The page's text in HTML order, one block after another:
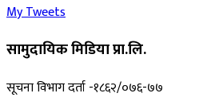
My Tweets
सामुदायिक मिडिया प्रा.लि.
सूचना विभाग दर्ता -१८६२/०७६-७७